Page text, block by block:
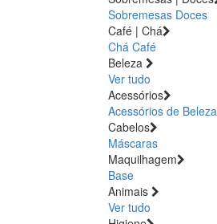
Sobremesas Doces
Café | Chá
Chá Café
Beleza
Ver tudo
Acessórios
Acessórios de Beleza
Cabelos
Máscaras
Maquilhagem
Base
Animais
Ver tudo